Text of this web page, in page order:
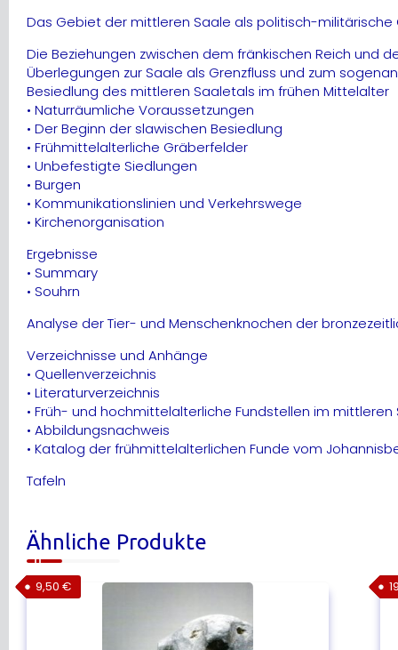
Das Gebiet der mittleren Saale als politisch-militärische
Die Beziehungen zwischen dem fränkischen Reich und
Überlegungen zur Saale als Grenzfluss und zum
Besiedlung des mittleren Saaletals im frühen Mittelalter
• Naturräumliche Voraussetzungen
• Der Beginn der slawischen Besiedlung
• Frühmittelalterliche Gräberfelder
• Unbefestigte Siedlungen
• Burgen
• Kommunikationslinien und Verkehrswege
• Kirchenorganisation
Ergebnisse
• Summary
• Souhrn
Analyse der Tier- und Menschenknochen der
Verzeichnisse und Anhänge
• Quellenverzeichnis
• Literaturverzeichnis
• Früh- und hochmittelalterliche Fundstellen im mittleren
• Abbildungsnachweis
• Katalog der frühmittelalterlichen Funde vom
Tafeln
Ähnliche Produkte
9,50 €